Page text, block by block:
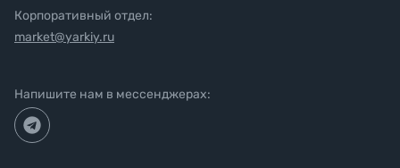
Корпоративный отдел:
market@yarkiy.ru
Напишите нам в мессенджерах: